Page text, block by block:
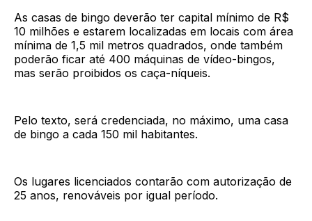
As casas de bingo deverão ter capital mínimo de R$
10 milhões e estarem localizadas em locais com área
mínima de 1,5 mil metros quadrados, onde também
poderão ficar até 400 máquinas de vídeo-bingos,
mas serão proibidos os caça-níqueis.
Pelo texto, será credenciada, no máximo, uma casa
de bingo a cada 150 mil habitantes.
Os lugares licenciados contarão com autorização de
25 anos, renováveis por igual período.